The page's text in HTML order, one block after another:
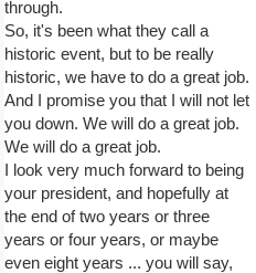
through.
So, it's been what they call a
historic event, but to be really
historic, we have to do a great job.
And I promise you that I will not let
you down. We will do a great job.
We will do a great job.
I look very much forward to being
your president, and hopefully at
the end of two years or three
years or four years, or maybe
even eight years ... you will say,